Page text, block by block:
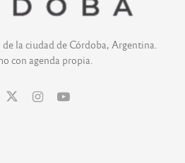
la ciudad de Córdoba, Argentina.
con agenda propia.